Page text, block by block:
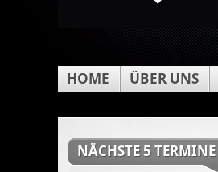
HOME ÜBER UNS
NÄCHSTE 5 TERMINE